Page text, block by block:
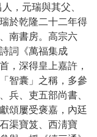
，元瑞與其父、
於乾隆二十二年得
南書房。高宗六
詞《萬福集成
，深得皇上嘉許，
智囊」之稱，多參
兵、吏五部尚書、
頌屢受褒嘉，內廷
渠寶笈、西淸寶